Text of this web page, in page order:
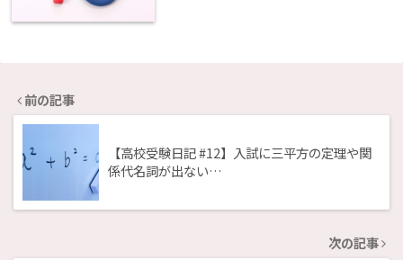
前の記事
【高校受験日記 #12】入試に三平方の定理や関
係代名詞が出ない…
次の記事